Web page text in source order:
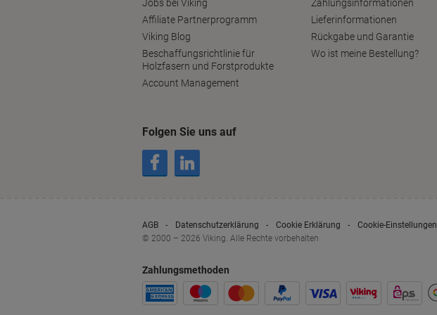
Jobs bei Viking
Affiliate Partnerprogramm
Viking Blog
Beschaffungsrichtlinie für
Holzfasern und Forstprodukte
Account Management
Zahlungsinformationen
Lieferinformationen
Rückgabe und Garantie
Wo ist meine Bestellung?
Folgen Sie uns auf
AGB Datenschutzerklärung Cookie Erklärung
Cookie-Einstellungen
© 2000 – 2026 Viking. Alle Rechte vorbehalten
Zahlungsmethoden